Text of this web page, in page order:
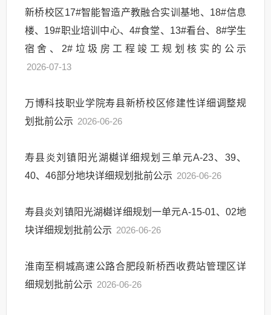
新桥校区17#智能智造产教融合实训基地、18#信息
楼、19#职业培训中心、4#食堂、13#看台、8#学生
宿舍、2#垃圾房工程竣工规划核实的公示
2026-07-13
万博科技职业学院寿县新桥校区修建性详细调整规
划批前公示 2026-06-26
寿县炎刘镇阳光湖樾详细规划三单元A-23、39、
40、46部分地块详细规划批前公示 2026-06-26
寿县炎刘镇阳光湖樾详细规划一单元A-15-01、02地
块详细规划批前公示 2026-06-26
淮南至桐城高速公路合肥段新桥西收费站管理区详
细规划批前公示 2026-06-26